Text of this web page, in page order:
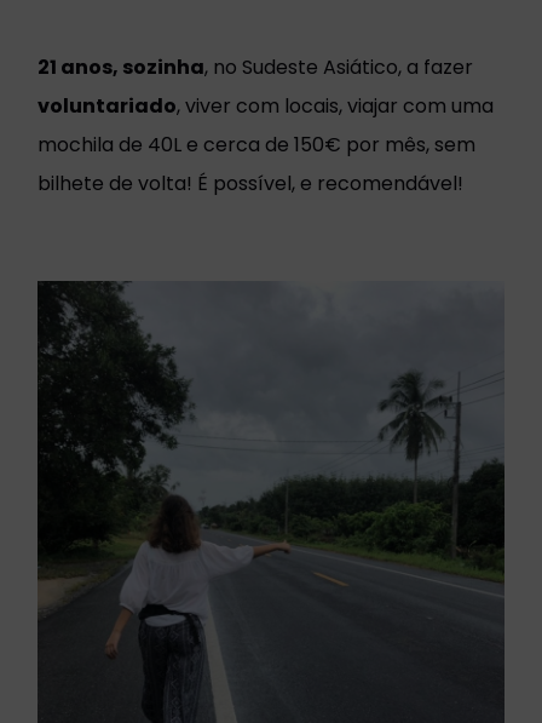
21 anos, sozinha, no Sudeste Asiático, a fazer
voluntariado, viver com locais, viajar com uma
mochila de 40L e cerca de 150€ por mês, sem
bilhete de volta! É possível, e recomendável!